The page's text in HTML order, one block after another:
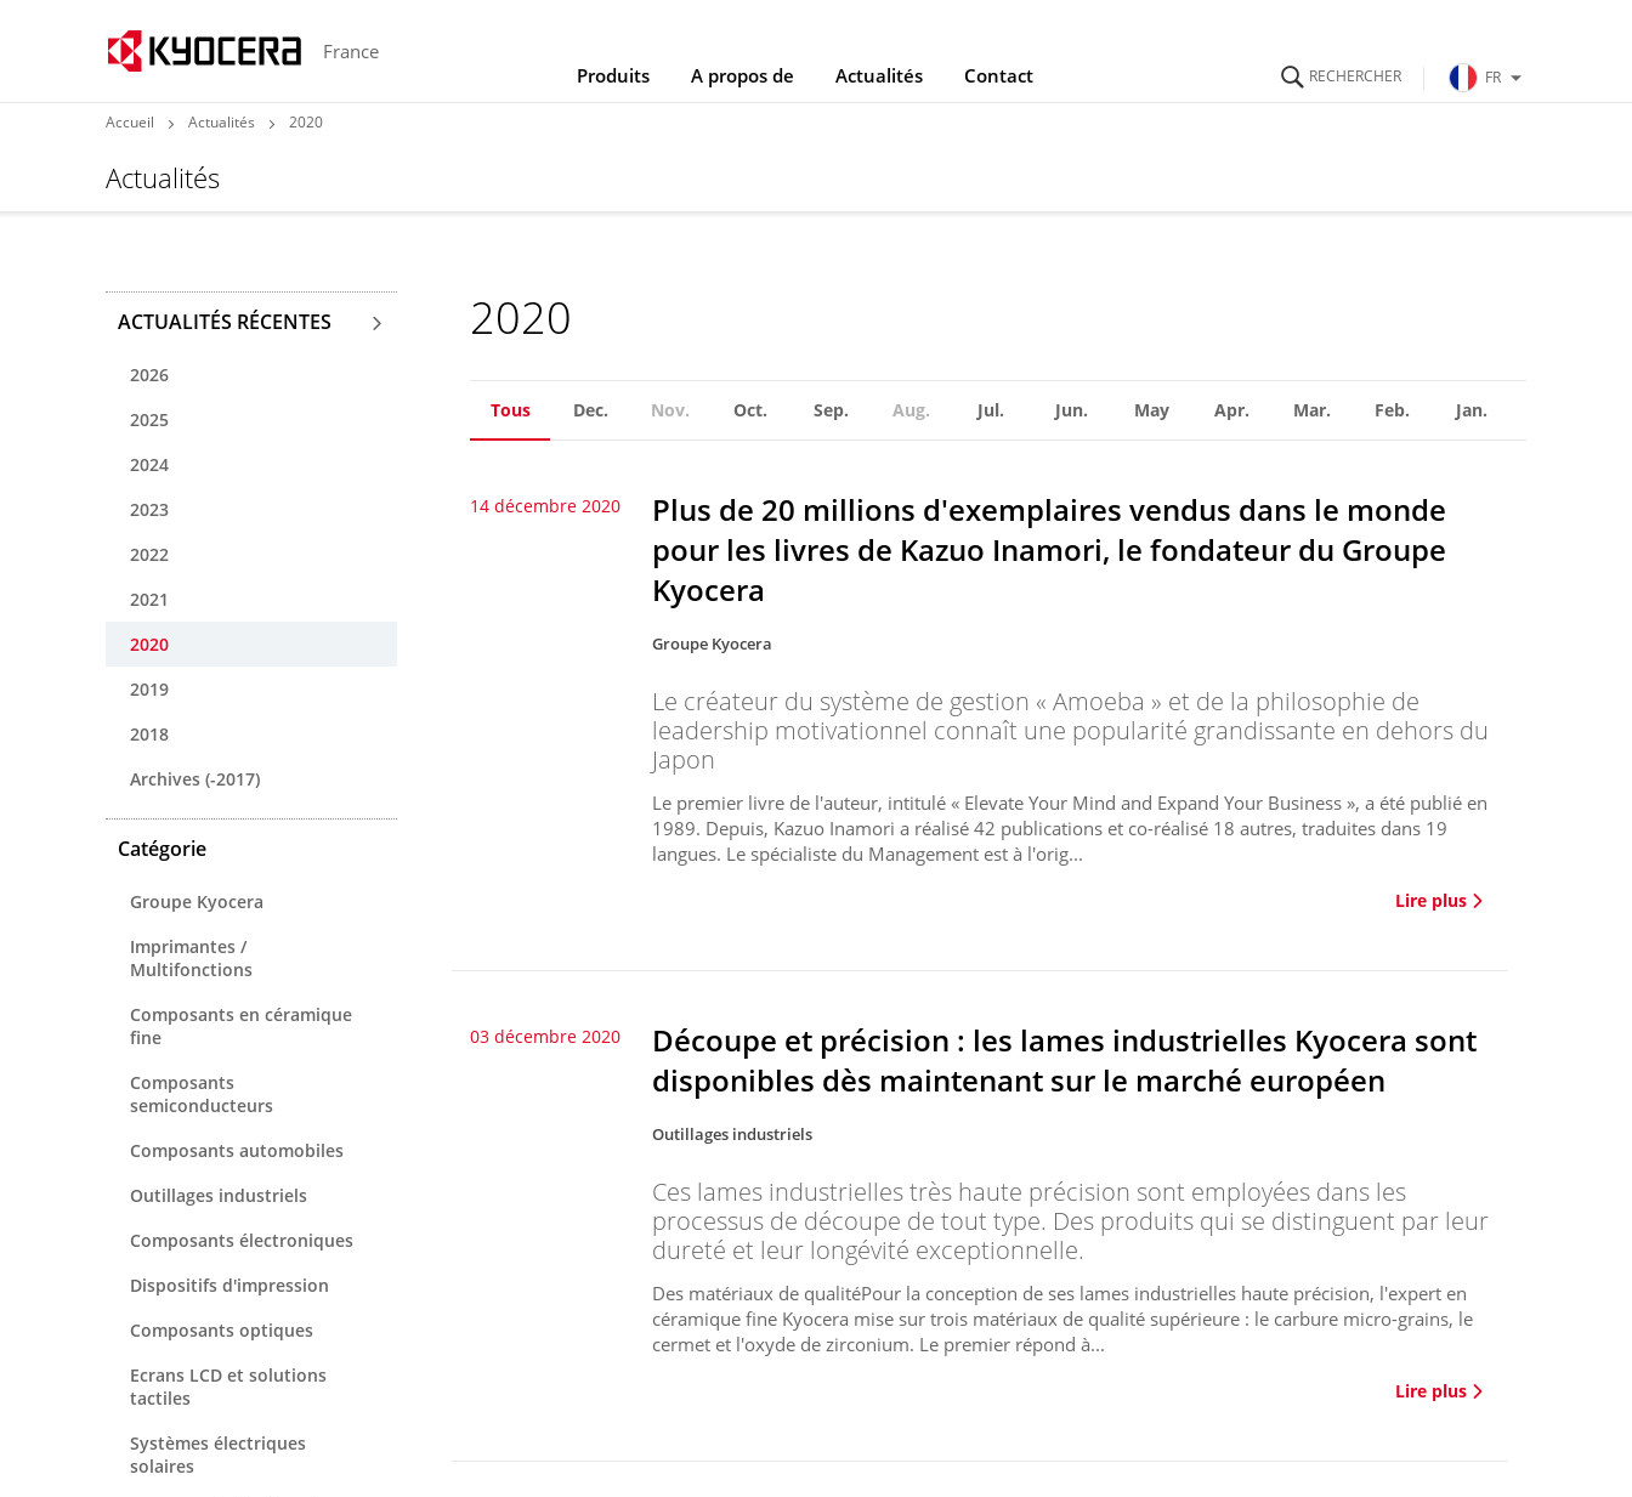
France
Produits
A propos de Actualités Contact FR
Accueil Actualités 2020
Actualités
2020
Tous Dec. Nov. Oct. Sep. Aug. Jul. Jun. May Apr. Mar. Feb. Jan.
14 décembre 2020
Plus de 20 millions d'exemplaires vendus dans le monde
pour les livres de Kazuo Inamori, le fondateur du Groupe
Kyocera
Groupe Kyocera
Le créateur du système de gestion « Amoeba » et de la philosophie de
leadership motivationnel connaît une popularité grandissante en dehors du
Japon
Le premier livre de l'auteur, intitulé « Elevate Your Mind and Expand Your Business », a été publié en
1989. Depuis, Kazuo Inamori a réalisé 42 publications et co-réalisé 18 autres, traduites dans 19
langues. Le spécialiste du Management est à l'orig...
Lire plus
03 décembre 2020
Découpe et précision : les lames industrielles Kyocera sont
disponibles dès maintenant sur le marché européen
Outillages industriels
Ces lames industrielles très haute précision sont employées dans les
processus de découpe de tout type. Des produits qui se distinguent par leur
dureté et leur longévité exceptionnelle.
Des matériaux de qualitéPour la conception de ses lames industrielles haute précision, l'expert en
céramique fine Kyocera mise sur trois matériaux de qualité supérieure : le carbure micro-grains, le
cermet et l'oxyde de zirconium. Le premier répond à...
Lire plus
ACTUALITÉS RÉCENTES
2026
2025
2024
2023
2022
2021
2020
2019
2018
Archives (-2017)
Catégorie
Groupe Kyocera
Imprimantes /
Multifonctions
Composants en céramique
fine
Composants
semiconducteurs
Composants automobiles
Outillages industriels
Composants électroniques
Dispositifs d'impression
Composants optiques
Ecrans LCD et solutions
tactiles
Systèmes électriques
solaires